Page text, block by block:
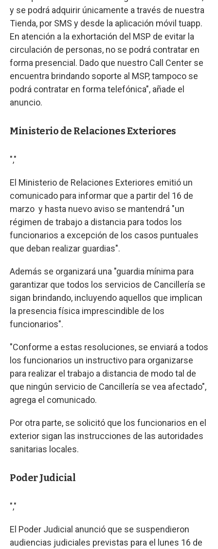
y se podrá adquirir únicamente a través de nuestra
Tienda, por SMS y desde la aplicación móvil tuapp.
En atención a la exhortación del MSP de evitar la
circulación de personas, no se podrá contratar en
forma presencial. Dado que nuestro Call Center se
encuentra brindando soporte al MSP, tampoco se
podrá contratar en forma telefónica", añade el
anuncio.
Ministerio de Relaciones Exteriores
","
El Ministerio de Relaciones Exteriores emitió un
comunicado para informar que a partir del 16 de
marzo y hasta nuevo aviso se mantendrá "un
régimen de trabajo a distancia para todos los
funcionarios a excepción de los casos puntuales
que deban realizar guardias".
Además se organizará una "guardia mínima para
garantizar que todos los servicios de Cancillería se
sigan brindando, incluyendo aquellos que implican
la presencia física imprescindible de los
funcionarios".
"Conforme a estas resoluciones, se enviará a todos
los funcionarios un instructivo para organizarse
para realizar el trabajo a distancia de modo tal de
que ningún servicio de Cancillería se vea afectado",
agrega el comunicado.
Por otra parte, se solicitó que los funcionarios en el
exterior sigan las instrucciones de las autoridades
sanitarias locales.
Poder Judicial
","
El Poder Judicial anunció que se suspendieron
audiencias judiciales previstas para el lunes 16 de